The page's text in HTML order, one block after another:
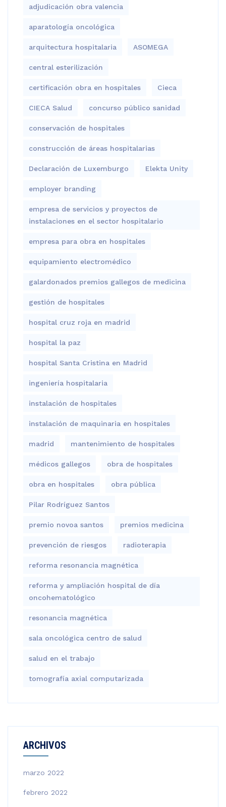
adjudicación obra valencia
aparatología oncológica
arquitectura hospitalaria ASOMEGA
central esterilización
certificación obra en hospitales Cieca
CIECA Salud concurso público sanidad
conservación de hospitales
construcción de áreas hospitalarias
Declaración de Luxemburgo Elekta Unity
employer branding
empresa de servicios y proyectos de
instalaciones en el sector hospitalario
empresa para obra en hospitales
equipamiento electromédico
galardonados premios gallegos de medicina
gestión de hospitales
hospital cruz roja en madrid
hospital la paz
hospital Santa Cristina en Madrid
ingeniería hospitalaria
instalación de hospitales
instalación de maquinaria en hospitales
madrid mantenimiento de hospitales
médicos gallegos obra de hospitales
obra en hospitales obra pública
Pilar Rodríguez Santos
premio novoa santos premios medicina
prevención de riesgos radioterapia
reforma resonancia magnética
reforma y ampliación hospital de día
oncohematológico
resonancia magnética
sala oncológica centro de salud
salud en el trabajo
tomografía axial computarizada
ARCHIVOS
marzo 2022
febrero 2022